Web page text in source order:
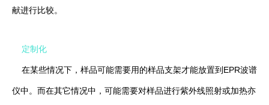
献进行比较。
定制化
在某些情况下，样品可能需要用的样品支架才能放置到EPR波谱
仪中。而在其它情况中，可能需要对样品进行紫外线照射或加热亦